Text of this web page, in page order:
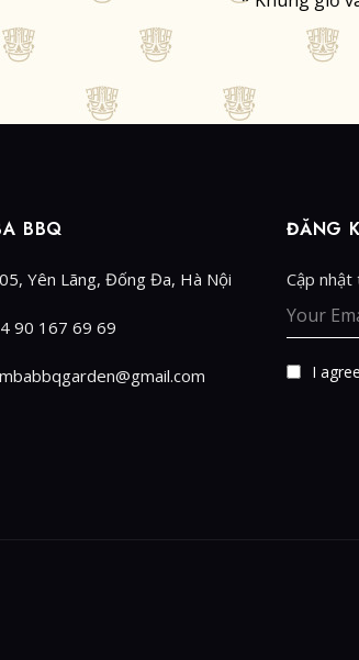
BBQ
Yên Lãng, Đống Đa, Hà Nội
90 167 69 69
ĐĂNG
Cập nhật
I